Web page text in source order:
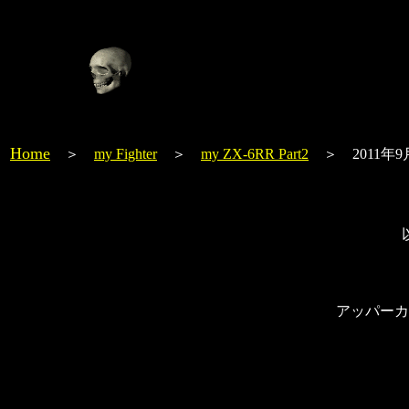
Home ＞ my Fighter＞ my ZX-6RR Part2 ＞ 2011年9
アッパー